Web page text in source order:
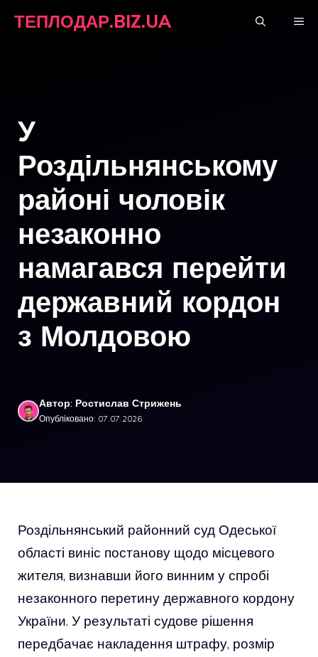
ТЕПЛОДАР.BIZ.UA
У
Роздільнянському
районі чоловік
незаконно
намагався перейти
державний кордон
з Молдовою
Автор: Ростислав Стрижень
Опубліковано: 07.07.2026
Роздільнянський районний суд Одеської
області виніс постанову щодо місцевого
жителя, визнавши його винним у спробі
незаконного перетину державного кордону
України. У результаті судове рішення
передбачає накладення штрафу, розмір